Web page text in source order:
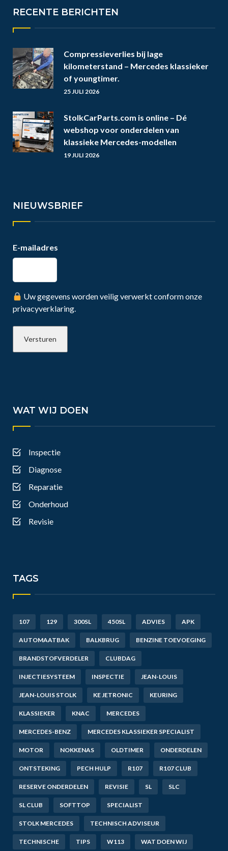
RECENTE BERICHTEN
Compressieverlies bij lage
kilometerstand – Mercedes klassieker
of youngtimer.
25 JULI 2026
StolkCarParts.com is online – Dé
webshop voor onderdelen van
klassieke Mercedes-modellen
19 JULI 2026
NIEUWSBRIEF
E-mailadres
Uw gegevens worden veilig verwerkt conform onze
privacyverklaring.
WAT WIJ DOEN
Inspectie
Diagnose
Reparatie
Onderhoud
Revisie
TAGS
107 129 300SL 450SL ADVIES APK
AUTOMAATBAK BALKBRUG BENZINE TOEVOEGING
BRANDSTOFVERDELER CLUBDAG
INJECTIESYSTEEM INSPECTIE JEAN-LOUIS
JEAN-LOUIS STOLK KE JETRONIC KEURING
KLASSIEKER KNAC MERCEDES
MERCEDES-BENZ MERCEDES KLASSIEKER SPECIALIST
MOTOR NOKKENAS OLDTIMER ONDERDELEN
ONTSTEKING PECH HULP R107 R107 CLUB
RESERVE ONDERDELEN REVISIE SL SLC
SL CLUB SOFTTOP SPECIALIST
STOLK MERCEDES TECHNISCH ADVISEUR
TECHNISCHE TIPS W113 WAT DOEN WIJ